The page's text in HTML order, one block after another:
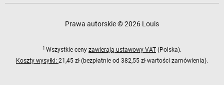
Prawa autorskie © 2026 Louis
1 Wszystkie ceny zawierają ustawowy VAT (Polska).
Koszty wysyłki: 21,45 zł (bezpłatnie od 382,55 zł wartości zamówienia).